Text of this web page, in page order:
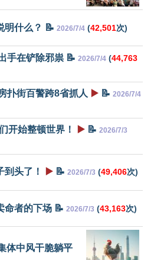
明什么？ 📝 2026/7/4 (42,501次)
手在铲除邪祟 📝 2026/7/4 (44,763
扑街百警跨8省抓人 ▶️ 📝 2026/7/4
开始整顿世界！ ▶️ 📝 2026/7/3
头了！ ▶️ 📝 2026/7/3 (49,406次)
命者的下场 📝 2026/7/3 (43,163次)
体中风干脆躺平